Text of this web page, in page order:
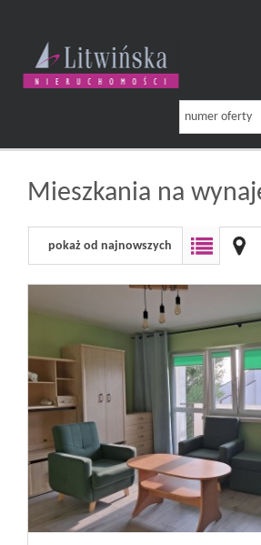
Mieszkania na
pokaż od najnowszych